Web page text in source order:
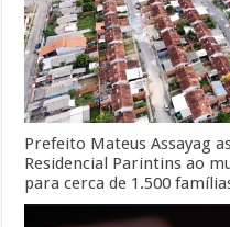
Prefeito Mateus Assayag
Residencial Parintins ao
para cerca de 1.500